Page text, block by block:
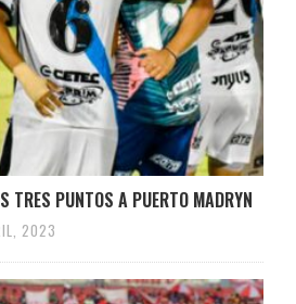
TRES PUNTOS A PUERTO MADRYN
2023